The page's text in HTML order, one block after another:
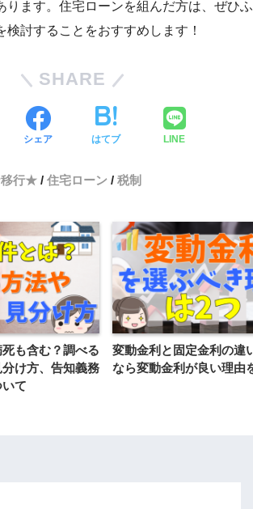
ります。住宅ローンを組んだ方は、ぜひふ
検討することをおすすめします！
SHARE
シェア はてブ LINE
行★ 住宅ローン 税制
も含む？調べる
け方、告知義務
て
変動金利と固定金利の違
なら変動金利が良い理由